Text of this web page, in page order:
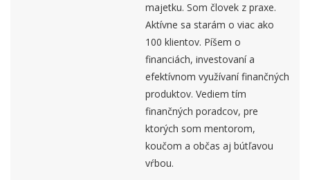
majetku. Som človek z praxe.
Aktívne sa starám o viac ako
100 klientov. Píšem o
financiách, investovaní a
efektívnom využívaní finančných
produktov. Vediem tím
finančných poradcov, pre
ktorých som mentorom,
koučom a občas aj bútľavou
vŕbou.